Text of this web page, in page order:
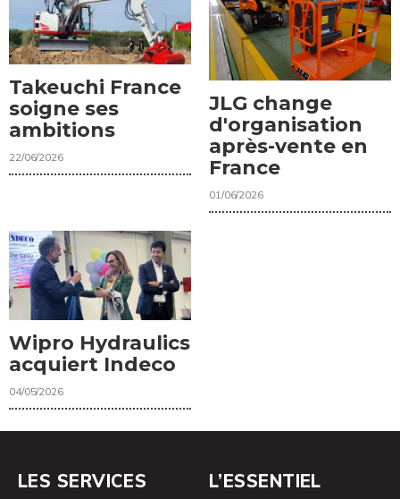
Takeuchi France
soigne ses
ambitions
22/06/2026
JLG change
d'organisation
après-vente en
France
01/06/2026
Wipro Hydraulics
acquiert Indeco
04/05/2026
LES SERVICES L’ESSENTIEL